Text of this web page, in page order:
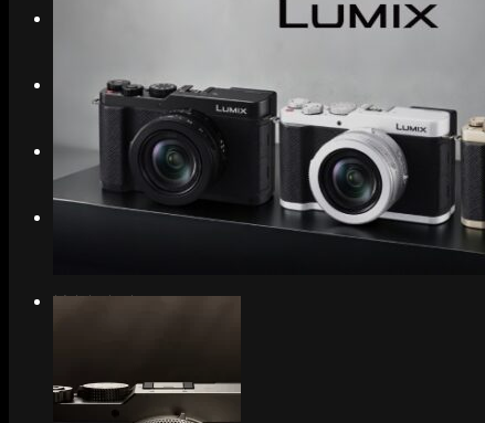
Contact
Search
Menu
Link to Instagram